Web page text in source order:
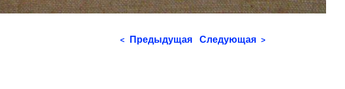
< Предыдущая Следующая >